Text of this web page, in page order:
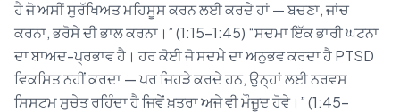
ਹੈ ਜੋ ਅਸੀਂ ਸੁਰੱਖਿਅਤ ਮਹਿਸੂਸ ਕਰਨ ਲਈ ਕਰਦੇ ਹਾਂ — ਬਚਣਾ, ਜਾਂਚ
ਕਰਨਾ, ਭਰੋਸੇ ਦੀ ਭਾਲ ਕਰਨਾ।” (1:15–1:45) “ਸਦਮਾ ਇੱਕ ਭਾਰੀ ਘਟਨਾ
ਦਾ ਬਾਅਦ-ਪ੍ਰਭਾਵ ਹੈ। ਹਰ ਕੋਈ ਜੋ ਸਦਮੇ ਦਾ ਅਨੁਭਵ ਕਰਦਾ ਹੈ PTSD
ਵਿਕਸਿਤ ਨਹੀਂ ਕਰਦਾ — ਪਰ ਜਿਹੜੇ ਕਰਦੇ ਹਨ, ਉਨ੍ਹਾਂ ਲਈ ਨਰਵਸ
ਸਿਸਟਮ ਸੁਚੇਤ ਰਹਿੰਦਾ ਹੈ ਜਿਵੇਂ ਖ਼ਤਰਾ ਅਜੇ ਵੀ ਮੌਜੂਦ ਹੋਵੇ।” (1:45–